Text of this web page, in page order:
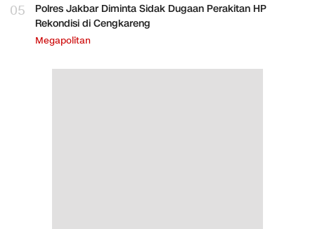
05
Polres Jakbar Diminta Sidak Dugaan Perakitan HP
Rekondisi di Cengkareng
Megapolitan